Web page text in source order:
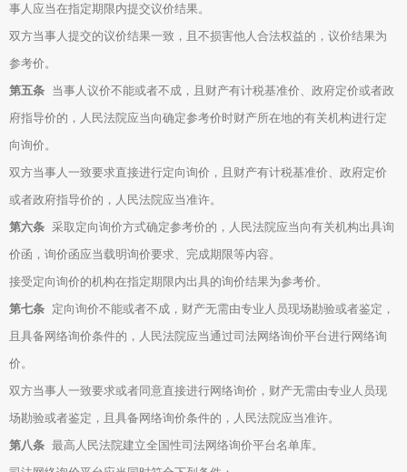
事人应当在指定期限内提交议价结果。
双方当事人提交的议价结果一致，且不损害他人合法权益的，议价结果为
参考价。
第五条 当事人议价不能或者不成，且财产有计税基准价、政府定价或者政
府指导价的，人民法院应当向确定参考价时财产所在地的有关机构进行定
向询价。
双方当事人一致要求直接进行定向询价，且财产有计税基准价、政府定价
或者政府指导价的，人民法院应当准许。
第六条 采取定向询价方式确定参考价的，人民法院应当向有关机构出具询
价函，询价函应当载明询价要求、完成期限等内容。
接受定向询价的机构在指定期限内出具的询价结果为参考价。
第七条 定向询价不能或者不成，财产无需由专业人员现场勘验或者鉴定，
且具备网络询价条件的，人民法院应当通过司法网络询价平台进行网络询
价。
双方当事人一致要求或者同意直接进行网络询价，财产无需由专业人员现
场勘验或者鉴定，且具备网络询价条件的，人民法院应当准许。
第八条 最高人民法院建立全国性司法网络询价平台名单库。